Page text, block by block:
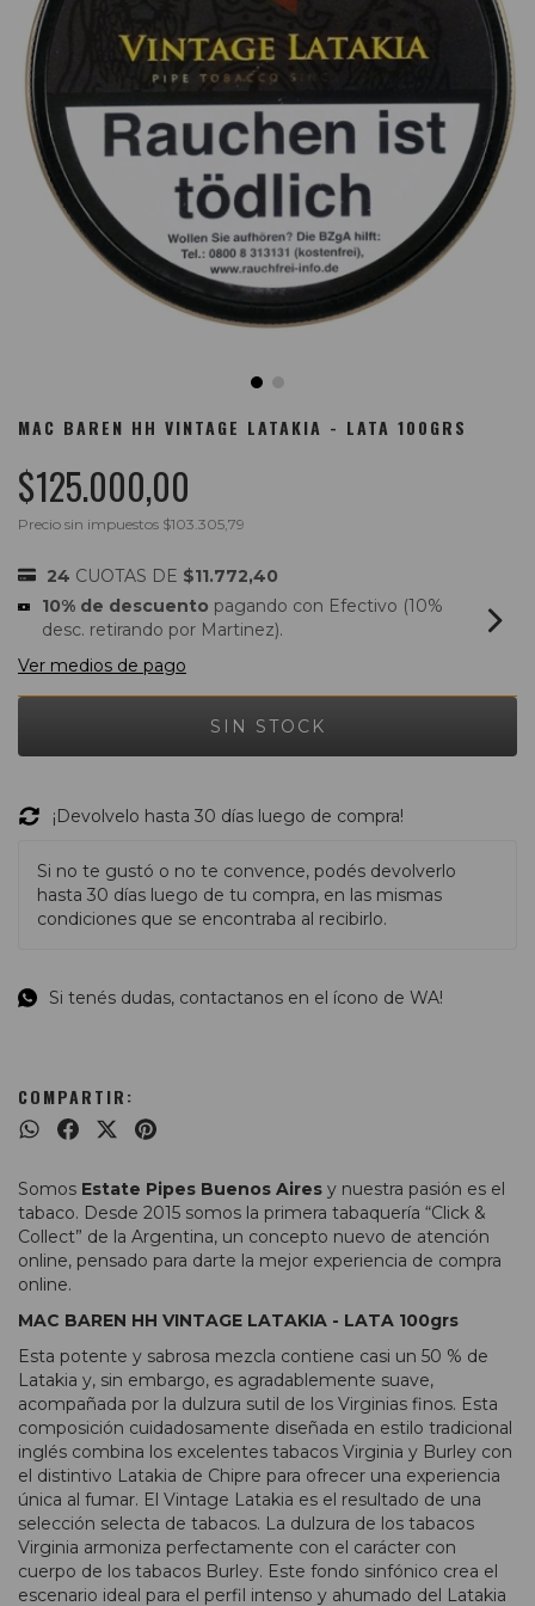
MAC BAREN HH VINTAGE LATAKIA - LATA 100GRS
$125.000,00
Precio sin impuestos $103.305,79
24 CUOTAS DE $11.772,40
10% de descuento pagando con Efectivo (10%
desc. retirando por Martinez).
Ver medios de pago
¡Devolvelo hasta 30 días luego de compra!
Si no te gustó o no te convence, podés devolverlo
hasta 30 días luego de tu compra, en las mismas
condiciones que se encontraba al recibirlo.
Si tenés dudas, contactanos en el ícono de WA!
COMPARTIR:
Somos Estate Pipes Buenos Aires y nuestra pasión es el
tabaco. Desde 2015 somos la primera tabaquería “Click &
Collect” de la Argentina, un concepto nuevo de atención
online, pensado para darte la mejor experiencia de compra
online.
MAC BAREN HH VINTAGE LATAKIA - LATA 100grs
Esta potente y sabrosa mezcla contiene casi un 50 % de
Latakia y, sin embargo, es agradablemente suave,
acompañada por la dulzura sutil de los Virginias finos. Esta
composición cuidadosamente diseñada en estilo tradicional
inglés combina los excelentes tabacos Virginia y Burley con
el distintivo Latakia de Chipre para ofrecer una experiencia
única al fumar. El Vintage Latakia es el resultado de una
selección selecta de tabacos. La dulzura de los tabacos
Virginia armoniza perfectamente con el carácter con
cuerpo de los tabacos Burley. Este fondo sinfónico crea el
escenario ideal para el perfil intenso y ahumado del Latakia